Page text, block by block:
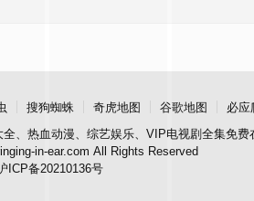
搜狗蜘蛛 奇虎地图 谷歌地图
必应
、热血动漫、综艺娱乐、VIP电视剧全集免费
in-ear.com All Rights Reserved
ICP备20210136号